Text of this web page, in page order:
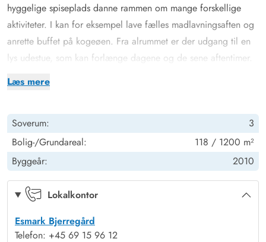
Læs mere
hyggelige spiseplads danne rammen om mange forskellige
aktiviteter. I kan for eksempel lave fælles madlavningsaften og
anrette buffet på kogeøen. Fra alrummet er der udgang til en
lys udestue, som kan forlænge dagene og de sene aftentimer.
I opholdsstuen kan man hygge sig med en god bog i den
en smule køligt udenfor, det øger hyggen og
feriefornemmelsen.
Der er 2 soveværelser med dobbeltsenge og 1 soveværelse
med 2 enkeltsenge, hvor I kan hvile godt ud i den friske
vesterhavsluft.
I ikke behøver at stå i kø til morgenbadet, og det ene har sin
Soverum:
3
Bolig-/Grundareal:
118 / 1200 m²
Byggeår:
2010
Lokalkontor
Esmark Bjerregård
Telefon: +45 69 15 96 12